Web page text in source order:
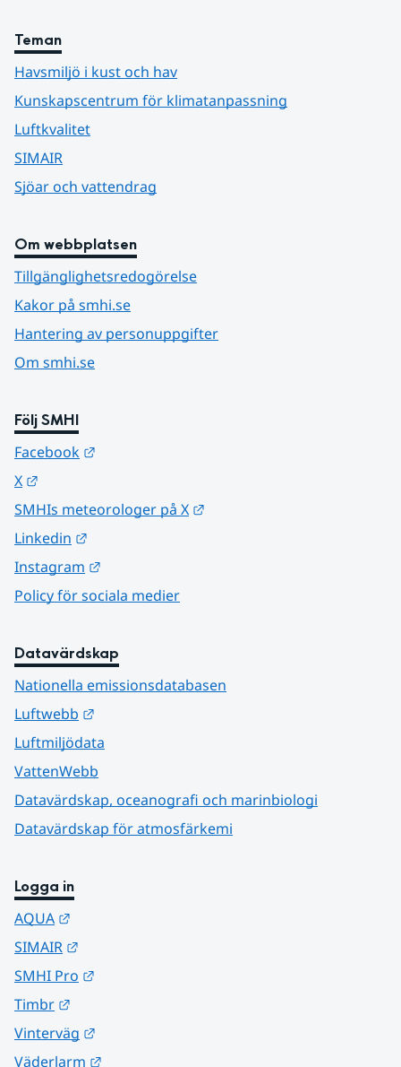
Teman
Havsmiljö i kust och hav
Kunskapscentrum för klimatanpassning
Luftkvalitet
SIMAIR
Sjöar och vattendrag
Om webbplatsen
Tillgänglighetsredogörelse
Kakor på smhi.se
Hantering av personuppgifter
Om smhi.se
Följ SMHI
Facebook
X
SMHIs meteorologer på X
Linkedin
Instagram
Policy för sociala medier
Datavärdskap
Nationella emissionsdatabasen
Luftwebb
Luftmiljödata
VattenWebb
Datavärdskap, oceanografi och marinbiologi
Datavärdskap för atmosfärkemi
Logga in
AQUA
SIMAIR
SMHI Pro
Timbr
Vinterväg
Väderlarm